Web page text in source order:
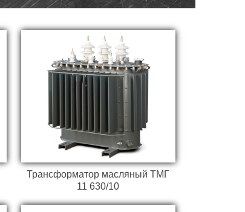
Трансформатор масляный ТМГ
11 630/10
Готовое решение для
организации
энергораспределения в
сложных условиях
эксплуатации.